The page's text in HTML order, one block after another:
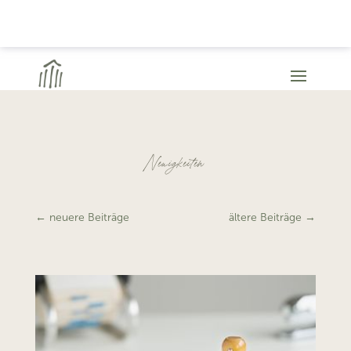
Neuigkeiten
← neuere Beiträge ältere Beiträge →